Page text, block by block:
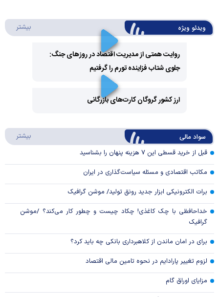
ویدئو ویژه بیشتر
Play
Video
روایت همتی از مدیریت اقتصاد در روزهای جنگ:
جلوی شتاب فزاینده تورم را گرفتیم
Video
ارز کشور گروگان کارت‌های بازرگانی
سواد مالی بیشتر
قبل از خرید قسطی این ۷ هزینه پنهان را بشناسید
مکاتب اقتصادی و مسئله سیاست‌گذاری در ایران
برات الکترونیکی ابزار جدید رونق تولید/ موشن گرافیک
خداحافظی با چک کاغذی! چکاد چیست و چطور کار می‌کند؟ /موشن
گرافیک
برای در امان ماندن از کلاهبرداری بانکی چه باید کرد؟
لزوم تغییر پارادایم در نحوه تامین مالی اقتصاد
مزایای اوراق گام